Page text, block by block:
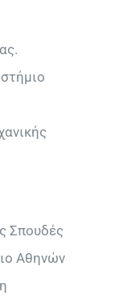
Σπουδές
Αθηνών